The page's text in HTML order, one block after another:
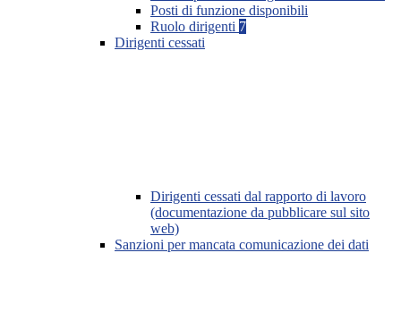
Posti di funzione disponibili
Ruolo dirigenti 7
Dirigenti cessati
Dirigenti cessati dal rapporto di lavoro
(documentazione da pubblicare sul sito
web)
Sanzioni per mancata comunicazione dei dati